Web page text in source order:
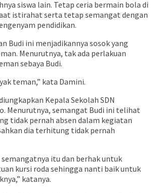
siswa lain. Tetap ceria bermain bola di
istirahat serta tetap semangat dengan
pendidikan.
Budi ini menjadikannya sosok yang
Menurutnya, tak ada perlakuan
sebaya Budi.
teman,” kata Damini.
Kepala Sekolah SDN
Menurutnya, semangat Budi ini telihat
tidak pernah absen dalam kegiatan
dia terhitung tidak pernah
semangatnya itu dan berhak untuk
kursi roda sehingga nanti baik untuk
katanya.